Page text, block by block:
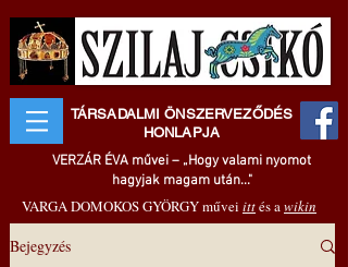
TÁRSADALMI ÖNSZERVEZŐDÉS
HONLAPJA
VERZÁR ÉVA művei – „Hogy valami nyomot
hagyjak magam után..."
VARGA DOMOKOS GYÖRGY művei ittés awikin
Bejegyzés